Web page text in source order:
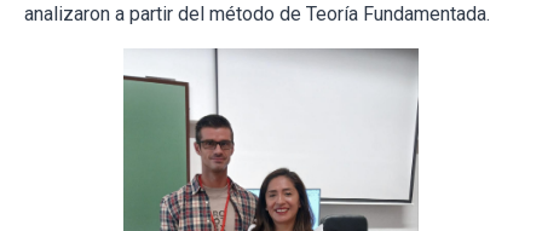
analizaron a partir del método de Teoría Fundamentada.